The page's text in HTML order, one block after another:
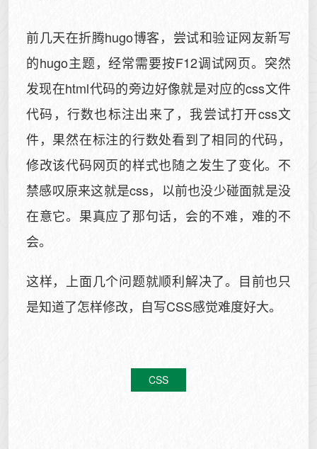
前几天在折腾hugo博客，尝试和验证网友新写
的hugo主题，经常需要按F12调试网页。突然
发现在html代码的旁边好像就是对应的css文件
代码，行数也标注出来了，我尝试打开css文
件，果然在标注的行数处看到了相同的代码，
修改该代码网页的样式也随之发生了变化。不
禁感叹原来这就是css，以前也没少碰面就是没
在意它。果真应了那句话，会的不难，难的不
会。
这样，上面几个问题就顺利解决了。目前也只
是知道了怎样修改，自写CSS感觉难度好大。
CSS